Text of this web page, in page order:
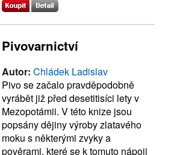
Pivovarnictví
Autor: Chládek Ladislav
Pivo se začalo pravděpodobně
vyrábět již před desetitisíci lety v
Mezopotámii. V této knize jsou
popsány dějiny výroby zlatavého
moku s některými zvyky a
pověrami, které se k tomuto nápoji